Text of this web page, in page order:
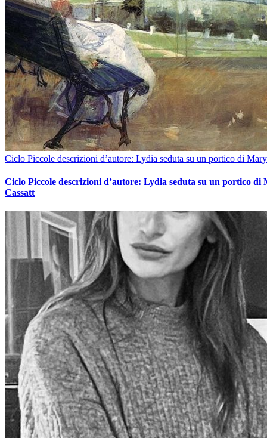
Ciclo Piccole descrizioni d’autore: Lydia seduta su un portico di
Ciclo Piccole descrizioni d’autore: Lydia seduta su un portico di
Cassatt